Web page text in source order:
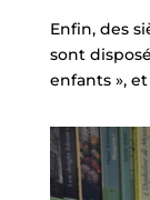
Enfin, des
sont
enfants »,